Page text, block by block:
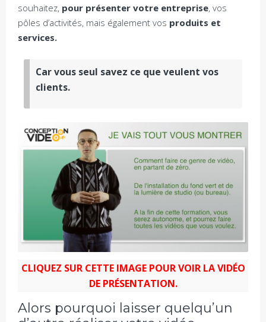
souhaitez, pour présenter votre entreprise, vos
pôles d’activités, mais également vos produits et
services.
Car vous seul savez ce que veulent vos
clients.
CLIQUEZ SUR CETTE IMAGE POUR VOIR LA VIDÉO
DE PRÉSENTATION.
Alors pourquoi laisser quelqu’un